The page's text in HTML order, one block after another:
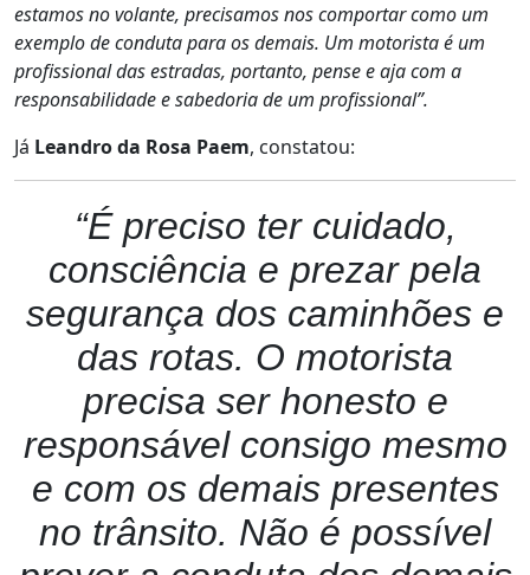
estamos no volante, precisamos nos comportar como um
exemplo de conduta para os demais. Um motorista é um
profissional das estradas, portanto, pense e aja com a
responsabilidade e sabedoria de um profissional”.
Já Leandro da Rosa Paem, constatou:
“É preciso ter cuidado,
consciência e prezar pela
segurança dos caminhões e
das rotas. O motorista
precisa ser honesto e
responsável consigo mesmo
e com os demais presentes
no trânsito. Não é possível